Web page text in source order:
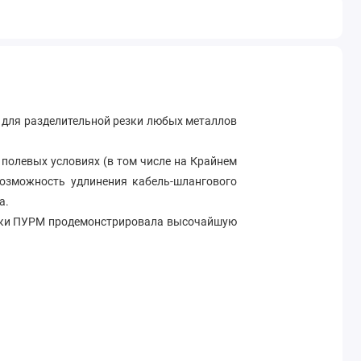
разделительной резки любых металлов
условиях (в том числе на Крайнем
удлинения кабель-шлангового
ПУРМ продемонстрировала высочайшую